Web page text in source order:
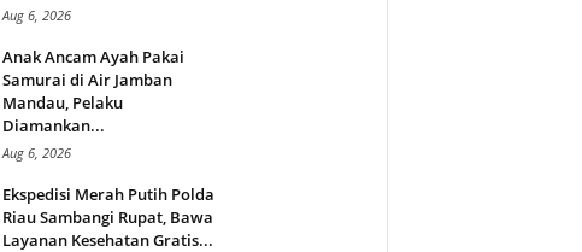
Aug 6, 2026
Anak Ancam Ayah Pakai
Samurai di Air Jamban
Mandau, Pelaku
Diamankan...
Aug 6, 2026
Ekspedisi Merah Putih Polda
Riau Sambangi Rupat, Bawa
Layanan Kesehatan Gratis...